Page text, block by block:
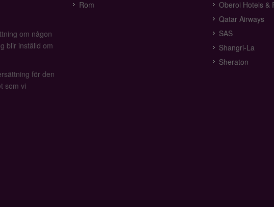
om någon
blir inställd om
för den
som vi
Rom
Oberoi Hotels &
Qatar Airways
SAS
Shangri-La
Sheraton